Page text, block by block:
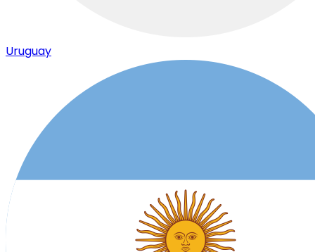
Uruguay